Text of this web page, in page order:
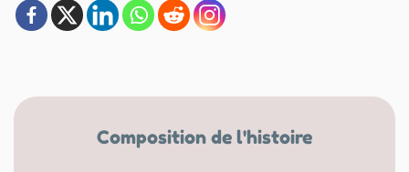
Composition de l'histoire